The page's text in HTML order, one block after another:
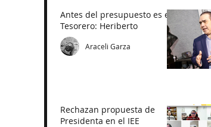
Antes del presupuesto es el
Tesorero: Heriberto
Araceli Garza
Rechazan propuesta de
Presidenta en el IEE